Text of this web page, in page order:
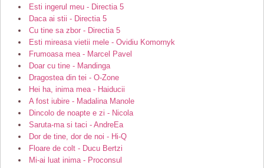
Esti ingerul meu - Directia 5
Daca ai stii - Directia 5
Cu tine sa zbor - Directia 5
Esti mireasa vietii mele - Ovidiu Komornyk
Frumoasa mea - Marcel Pavel
Doar cu tine - Mandinga
Dragostea din tei - O-Zone
Hei ha, inima mea - Haiducii
A fost iubire - Madalina Manole
Dincolo de noapte e zi - Nicola
Saruta-ma si taci - AndreEa
Dor de tine, dor de noi - Hi-Q
Floare de colt - Ducu Bertzi
Mi-ai luat inima - Proconsul